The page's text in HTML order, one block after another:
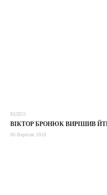
ВІДЕО
ВІКТОР БРОНЮК ВИРІШИВ
06 Вересня 2018